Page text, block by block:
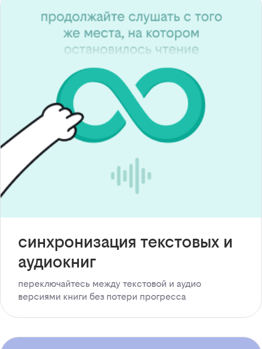
синхронизация текстовых и
аудиокниг
переключайтесь между текстовой и аудио
версиями книги без потери прогресса